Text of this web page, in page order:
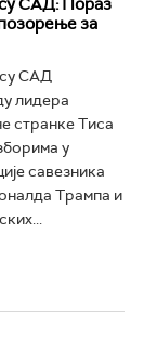
САД: Пораз
за
САД
лидера
странке Тиса
у
савезника
Трампа и